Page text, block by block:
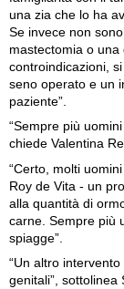
una zia che lo ha
Se invece non
mastectomia o
controindicazioni,
seno operato e un
paziente”.
“Sempre più
chiede Valentina
“Certo, molti
Roy de Vita - un
alla quantità di
carne. Sempre più
spiagge”.
“Un altro
genitali”, sottolinea